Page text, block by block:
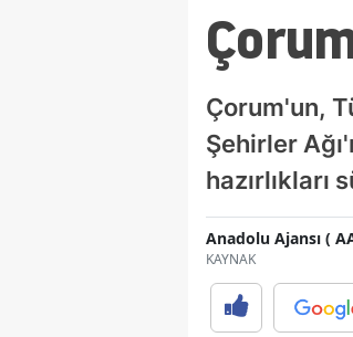
Çorum'un,
Şehirler
hazırlıkları
Anadolu Ajansı (
KAYNAK